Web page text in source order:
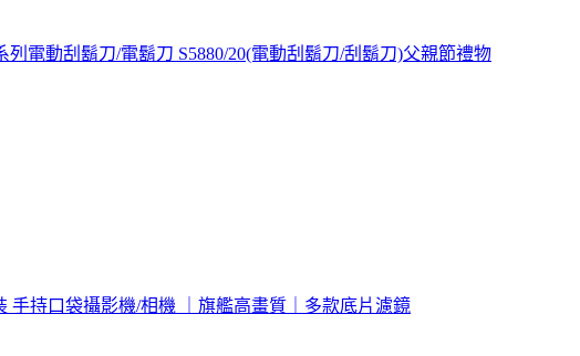
電動刮鬍刀/電鬍刀 S5880/20(電動刮鬍刀/刮鬍刀)父親節禮物
手持口袋攝影機/相機 ｜旗艦高畫質｜多款底片濾鏡